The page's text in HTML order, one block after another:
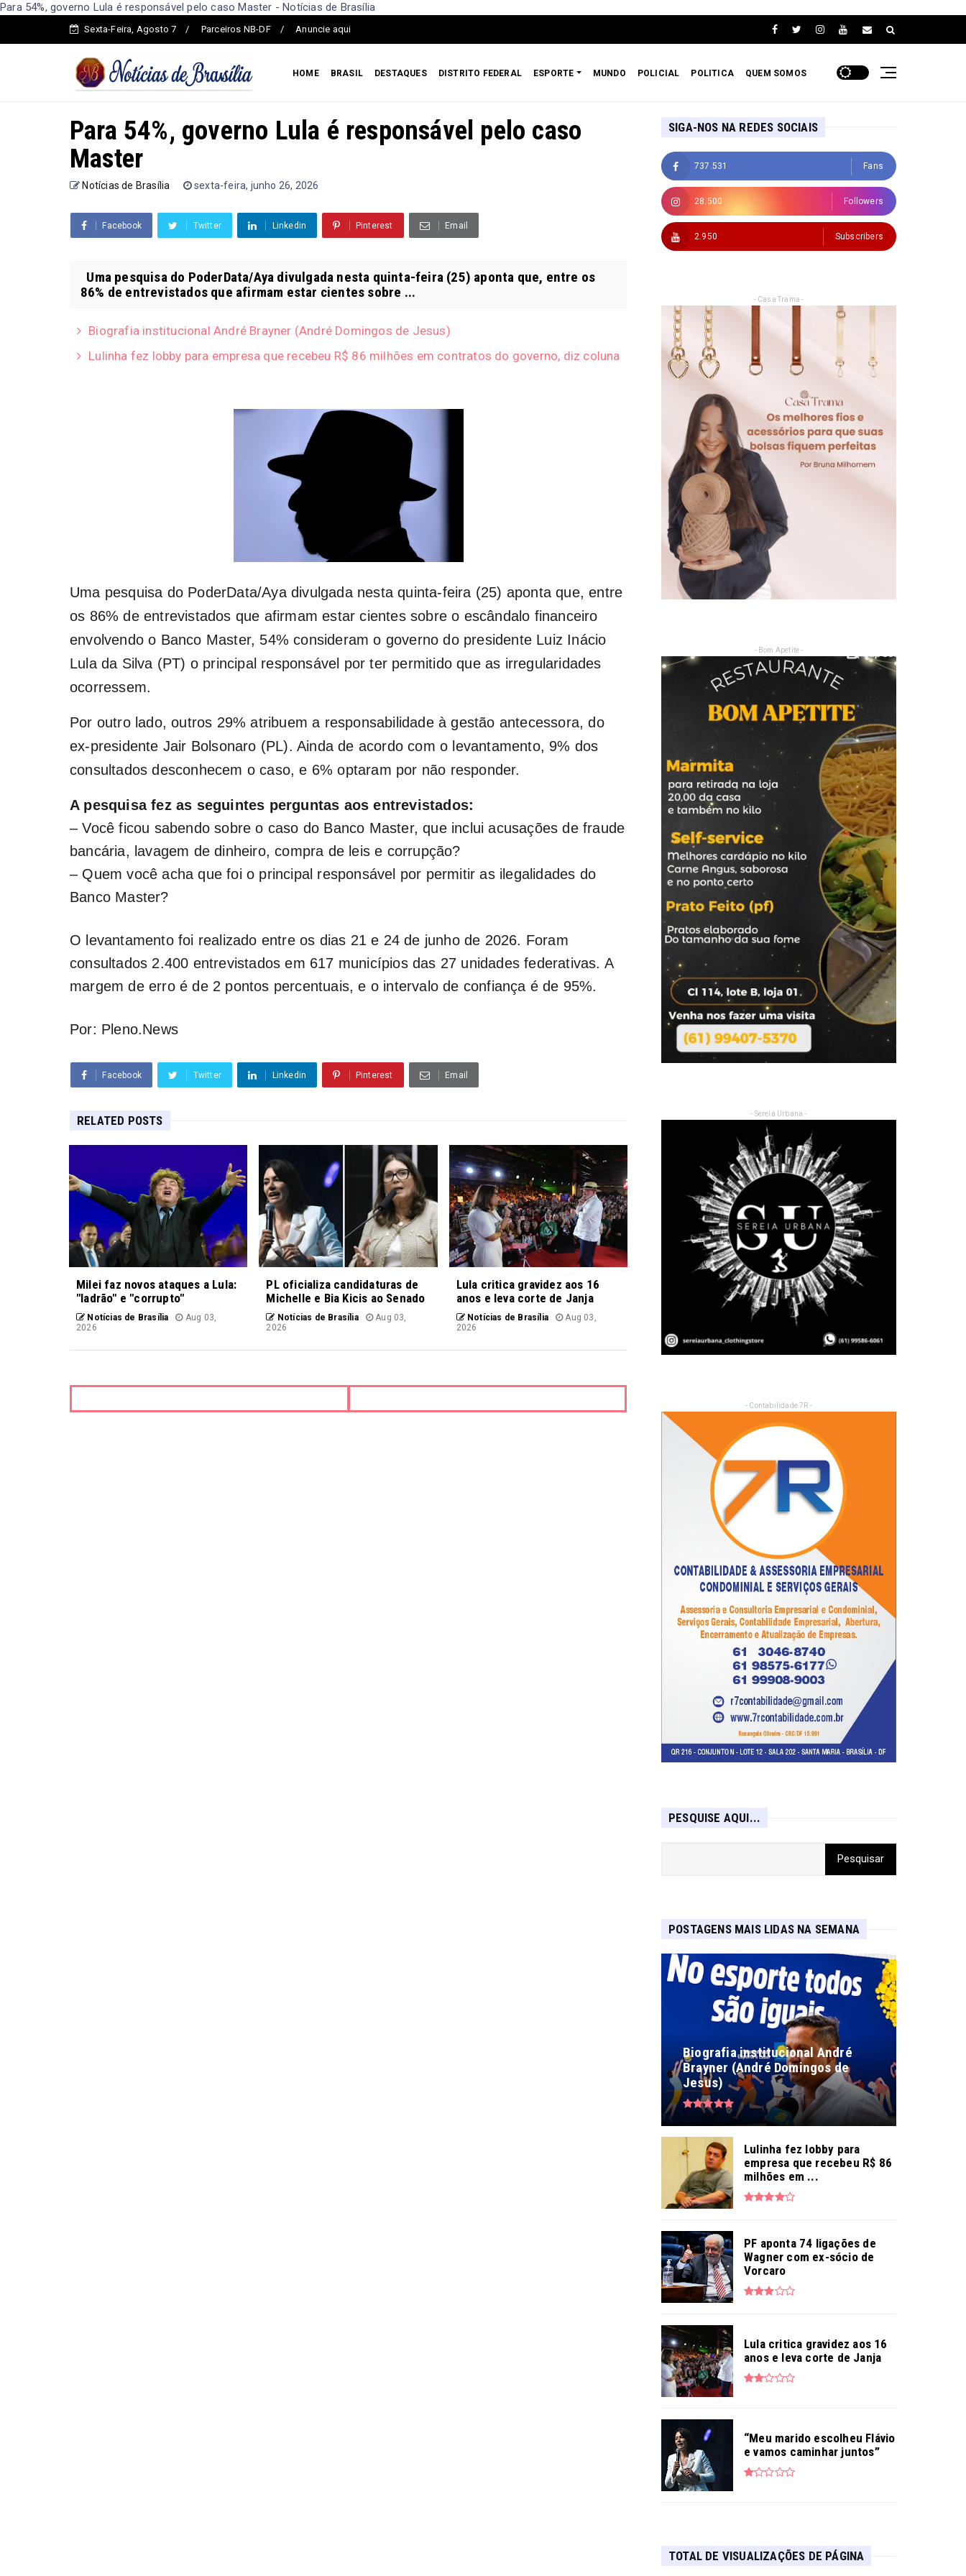
Para 54%, governo Lula é responsável pelo caso Master - Notícias de Brasília
Sexta-Feira, Agosto 7 Parceiros NB-DF Anuncie aqui
HOME BRASIL DESTAQUES DISTRITO FEDERAL ESPORTE MUNDO POLICIAL POLITICA QUEM SOMOS
Para 54%, governo Lula é responsável pelo caso
Master
Notícias de Brasília sexta-feira, junho 26, 2026
Facebook Twitter Linkedin Pinterest Email
Uma pesquisa do PoderData/Aya divulgada nesta quinta-feira (25) aponta que, entre os
86% de entrevistados que afirmam estar cientes sobre ...
Biografia institucional André Brayner (André Domingos de Jesus)
Lulinha fez lobby para empresa que recebeu R$ 86 milhões em contratos do governo, diz coluna
Uma pesquisa do PoderData/Aya divulgada nesta quinta-feira (25) aponta que, entre
os 86% de entrevistados que afirmam estar cientes sobre o escândalo financeiro
envolvendo o Banco Master, 54% consideram o governo do presidente Luiz Inácio
Lula da Silva (PT) o principal responsável por ter permitido que as irregularidades
ocorressem.
Por outro lado, outros 29% atribuem a responsabilidade à gestão antecessora, do
ex-presidente Jair Bolsonaro (PL). Ainda de acordo com o levantamento, 9% dos
consultados desconhecem o caso, e 6% optaram por não responder.
A pesquisa fez as seguintes perguntas aos entrevistados:
– Você ficou sabendo sobre o caso do Banco Master, que inclui acusações de fraude
bancária, lavagem de dinheiro, compra de leis e corrupção?
– Quem você acha que foi o principal responsável por permitir as ilegalidades do
Banco Master?
O levantamento foi realizado entre os dias 21 e 24 de junho de 2026. Foram
consultados 2.400 entrevistados em 617 municípios das 27 unidades federativas. A
margem de erro é de 2 pontos percentuais, e o intervalo de confiança é de 95%.
Por: Pleno.News
Facebook Twitter Linkedin Pinterest Email
RELATED POSTS
Milei faz novos ataques a Lula:
"ladrão" e "corrupto"
Notícias de Brasília
Aug 03,
2026
PL oficializa candidaturas de
Michelle e Bia Kicis ao Senado
Notícias de Brasília
Aug 03,
2026
Lula critica gravidez aos 16
anos e leva corte de Janja
Notícias de Brasília
Aug 03,
2026
SIGA-NOS NA REDES SOCIAIS
737.531 Fans
28.500 Followers
2.950 Subscribers
- Casa Trama -
- Bom Apetite -
- Sereia Urbana -
- Contabilidade 7R -
PESQUISE AQUI...
POSTAGENS MAIS LIDAS NA SEMANA
Biografia institucional André
Brayner (André Domingos de
Jesus)
Lulinha fez lobby para
empresa que recebeu R$ 86
milhões em ...
PF aponta 74 ligações de
Wagner com ex-sócio de
Vorcaro
Lula critica gravidez aos 16
anos e leva corte de Janja
“Meu marido escolheu Flávio
e vamos caminhar juntos”
TOTAL DE VISUALIZAÇÕES DE PÁGINA